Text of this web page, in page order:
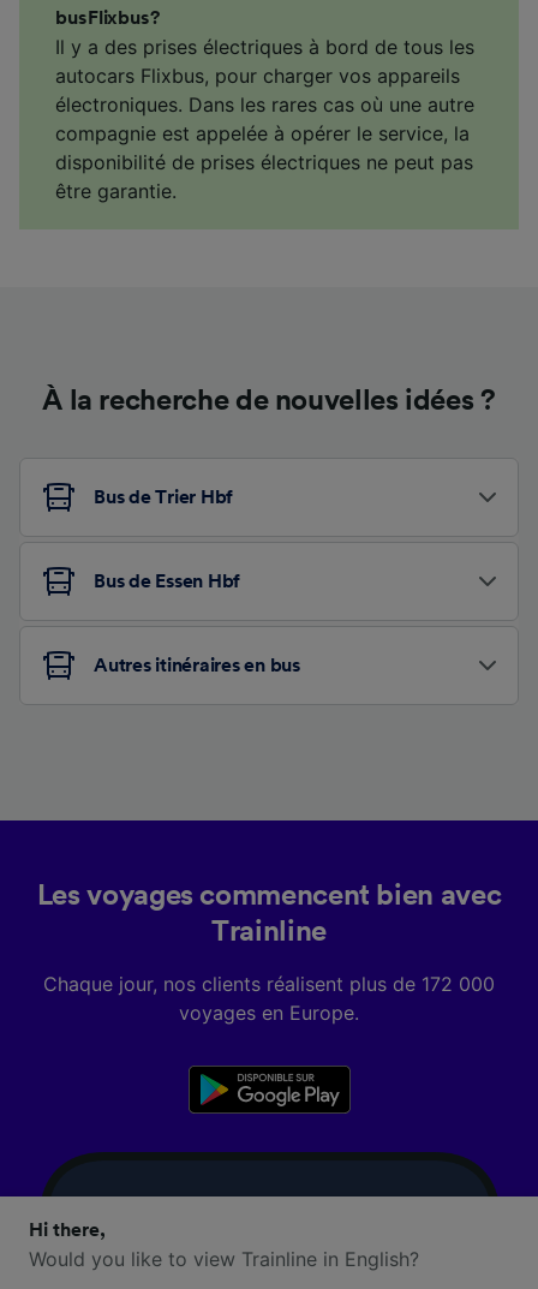
bus Flixbus ?
Il y a des prises électriques à bord de tous les
autocars Flixbus, pour charger vos appareils
électroniques. Dans les rares cas où une autre
compagnie est appelée à opérer le service, la
disponibilité de prises électriques ne peut pas
être garantie.
À la recherche de nouvelles idées ?
Bus de Trier Hbf
Bus de Essen Hbf
Autres itinéraires en bus
Les voyages commencent bien avec
Trainline
Chaque jour, nos clients réalisent plus de 172 000
voyages en Europe.
Hi there,
Would you like to view Trainline in English?